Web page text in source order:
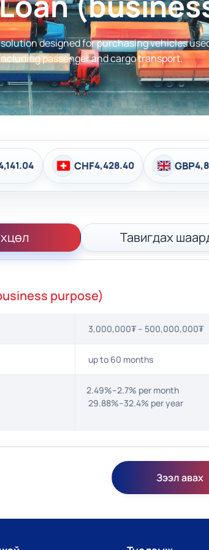
designed for purchasing vehicles
passenger and cargo transport.
CHF 4,428.40 GBP 4,832.86
Тавигдах
purpose)
3,000,000₮ – 500,000,000₮
up to 60 months
2.49%–2.7% per month
29.88%–32.4% per year
Зээл авах